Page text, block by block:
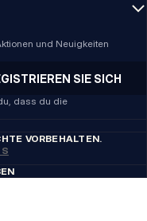
und Neuigkeiten
SIE SICH
dass du die
VORBEHALTEN.